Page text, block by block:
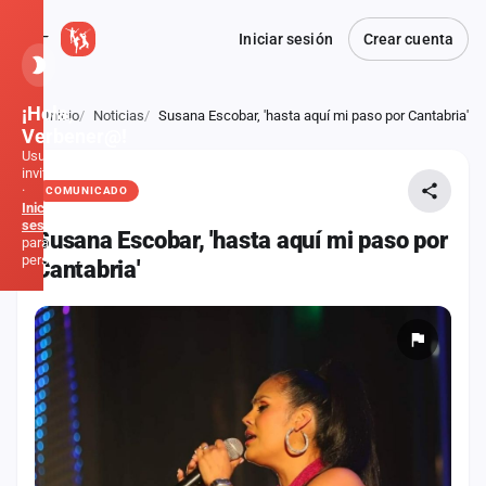
Iniciar sesión Crear cuenta
Atrás
Inicio Noticias Susana Escobar, 'hasta aquí mi paso por Cantabria'
COMUNICADO
Susana Escobar, 'hasta aquí mi paso por
Cantabria'
¡Hola,
Verbener@!
Usuario
invitado
·
Inicia
sesión
para
personalizar
Inicio
Noticias
Formaciones
Fiestas